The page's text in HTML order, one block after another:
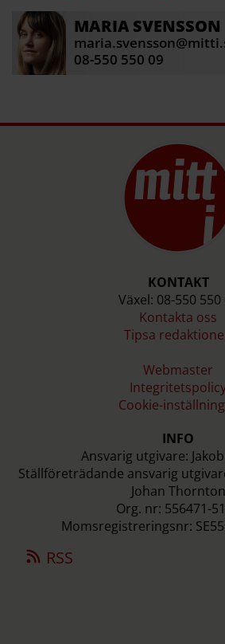
MARIA SVENSSON
08-550 550 09
KONTAKT
Växel: 08-550 550
Kontakta oss
Tipsa
Webmaster
Cookie-
INFO
Ansvarig utgivare:
Ställföreträdande ansvarig
Johan Thornton
Org. nr: 556471-
Momsregistreringsnr:
RSS